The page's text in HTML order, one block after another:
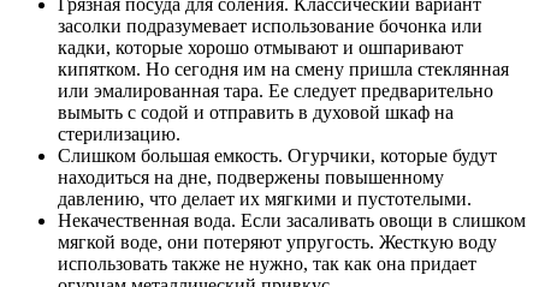
засолки подразумевает использование бочонка или
кадки, которые хорошо отмывают и ошпаривают
кипятком. Но сегодня им на смену пришла стеклянная
или эмалированная тара. Ее следует предварительно
вымыть с содой и отправить в духовой шкаф на
стерилизацию.
Слишком большая емкость. Огурчики, которые будут
находиться на дне, подвержены повышенному
давлению, что делает их мягкими и пустотелыми.
Некачественная вода. Если засаливать овощи в слишком
мягкой воде, они потеряют упругость. Жесткую воду
использовать также не нужно, так как она придает